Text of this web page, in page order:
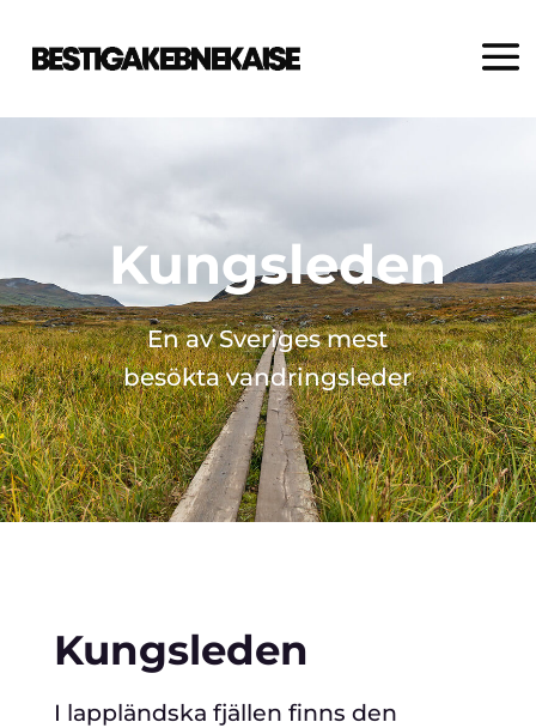
Kungsleden
En av Sveriges mest
besökta vandringsleder
Kungsleden
I lappländska fjällen finns den